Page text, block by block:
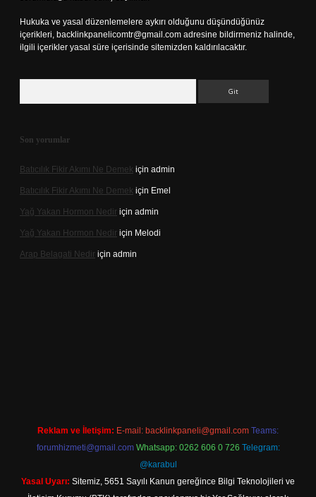
Hukuka ve yasal düzenlemelere aykırı olduğunu düşündüğünüz
içerikleri, backlinkpanelicomtr@gmail.com adresine bildirmeniz halinde,
ilgili içerikler yasal süre içerisinde sitemizden kaldırılacaktır.
Son yorumlar
Batıcılık Fikir Akımı Ne Demek için admin
Batıcılık Fikir Akımı Ne Demek için Emel
Yağ Yakan Hormon Nedir için admin
Yağ Yakan Hormon Nedir için Melodi
Arap Belagati Nedir için admin
Reklam ve İletişim: E-mail: backlinkpaneli@gmail.com Teams:
forumhizmeti@gmail.com Whatsapp: 0262 606 0 726 Telegram:
@karabul
Yasal Uyarı: Sitemiz, 5651 Sayılı Kanun gereğince Bilgi Teknolojileri ve